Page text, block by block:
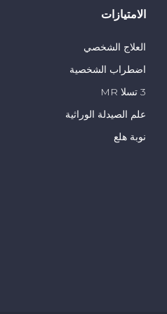
المخصصة للمشاهدين على
كافية لحماية الأطفال
غول إسراء أتالاي أن
للمنتجات وكسب
من المتابعين، هي أيضًا
الشخصية، وقالت: "يبدو من
الامتيازات
العلاج الشخصي
اضطراب الشخصية
3 تسلا MR
علم الصيدلة الوراثية
نوبة هلع